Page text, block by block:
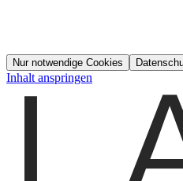
Nur notwendige Cookies
Inhalt anspringen